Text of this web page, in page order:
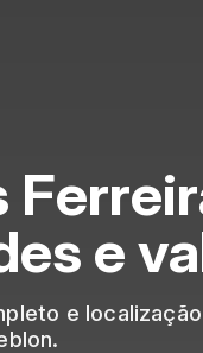
e
e localização